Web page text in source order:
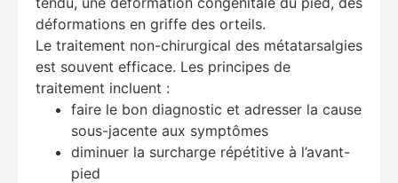
déformations en griffe des orteils.
Le traitement non-chirurgical des métatarsalgies
est souvent efficace. Les principes de
traitement incluent :
faire le bon diagnostic et adresser la cause
sous-jacente aux symptômes
diminuer la surcharge répétitive à l’avant-
pied